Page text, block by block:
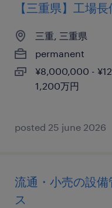
【三重県】工場
三重, 三重県
permanent
¥8,000,000 -
1,200万円
posted 25 june 2026
流通・小売の設
ス